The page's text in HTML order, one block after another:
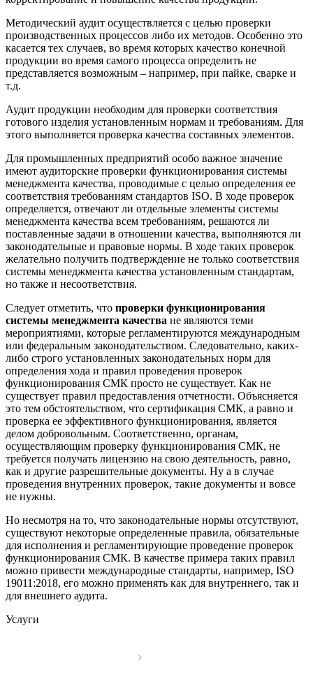
Методический аудит осуществляется с целью проверки
производственных процессов либо их методов. Особенно это
касается тех случаев, во время которых качество конечной
продукции во время самого процесса определить не
представляется возможным – например, при пайке, сварке и
т.д.
Аудит продукции необходим для проверки соответствия
готового изделия установленным нормам и требованиям. Для
этого выполняется проверка качества составных элементов.
Для промышленных предприятий особо важное значение
имеют аудиторские проверки функционирования системы
менеджмента качества, проводимые с целью определения ее
соответствия требованиям стандартов ISO. В ходе проверок
определяется, отвечают ли отдельные элементы системы
менеджмента качества всем требованиям, решаются ли
поставленные задачи в отношении качества, выполняются ли
законодательные и правовые нормы. В ходе таких проверок
желательно получить подтверждение не только соответствия
системы менеджмента качества установленным стандартам,
но также и несоответствия.
Следует отметить, что проверки функционирования
системы менеджмента качества не являются теми
мероприятиями, которые регламентируются международным
или федеральным законодательством. Следовательно, каких-
либо строго установленных законодательных норм для
определения хода и правил проведения проверок
функционирования СМК просто не существует. Как не
существует правил предоставления отчетности. Объясняется
это тем обстоятельством, что сертификация СМК, а равно и
проверка ее эффективного функционирования, является
делом добровольным. Соответственно, органам,
осуществляющим проверку функционирования СМК, не
требуется получать лицензию на свою деятельность, равно,
как и другие разрешительные документы. Ну а в случае
проведения внутренних проверок, такие документы и вовсе
не нужны.
Но несмотря на то, что законодательные нормы отсутствуют,
существуют некоторые определенные правила, обязательные
для исполнения и регламентирующие проведение проверок
функционирования СМК. В качестве примера таких правил
можно привести международные стандарты, например, ISO
19011:2018, его можно применять как для внутреннего, так и
для внешнего аудита.
Услуги